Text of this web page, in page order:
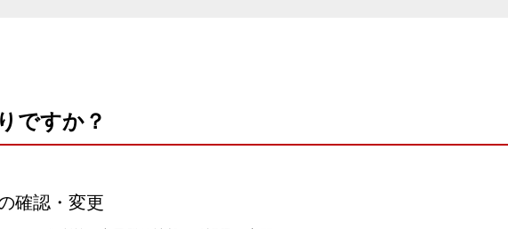
採用トップ
ですか？
確認・変更